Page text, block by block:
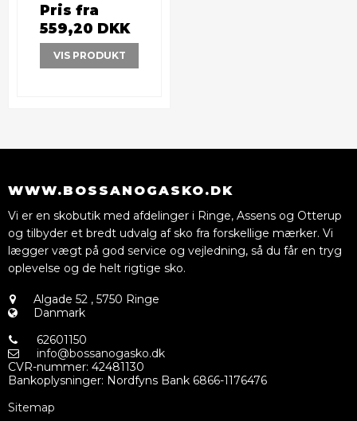
Pris fra
559,20 DKK
VIS PRODUKT
WWW.BOSSANOGASKO.DK
Vi er en skobutik med afdelinger i Ringe, Assens og Otterup
og tilbyder et bredt udvalg af sko fra forskellige mærker. Vi
lægger vægt på god service og vejledning, så du får en tryg
oplevelse og de helt rigtige sko.
Algade 52 , 5750 Ringe
Danmark
62601150
info@bossanogasko.dk
CVR-nummer: 42481130
Bankoplysninger: Nordfyns Bank 6866-1176476
Sitemap